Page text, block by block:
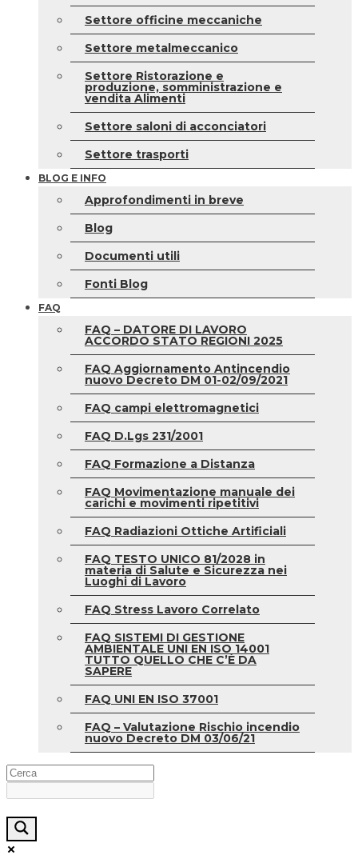
Settore officine meccaniche
Settore metalmeccanico
Settore Ristorazione e
produzione, somministrazione e
vendita Alimenti
Settore saloni di acconciatori
Settore trasporti
BLOG E INFO
Approfondimenti in breve
Blog
Documenti utili
Fonti Blog
FAQ
FAQ – DATORE DI LAVORO
ACCORDO STATO REGIONI 2025
FAQ Aggiornamento Antincendio
nuovo Decreto DM 01-02/09/2021
FAQ campi elettromagnetici
FAQ D.Lgs 231/2001
FAQ Formazione a Distanza
FAQ Movimentazione manuale dei
carichi e movimenti ripetitivi
FAQ Radiazioni Ottiche Artificiali
FAQ TESTO UNICO 81/2028 in
materia di Salute e Sicurezza nei
Luoghi di Lavoro
FAQ Stress Lavoro Correlato
FAQ SISTEMI DI GESTIONE
AMBIENTALE UNI EN ISO 14001
TUTTO QUELLO CHE C’È DA
SAPERE
FAQ UNI EN ISO 37001
FAQ – Valutazione Rischio incendio
nuovo Decreto DM 03/06/21